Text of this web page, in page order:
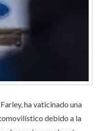
ha vaticinado una
debido a la